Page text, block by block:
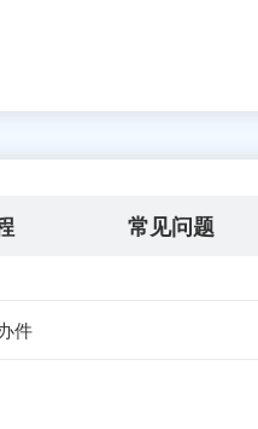
常见问题
件